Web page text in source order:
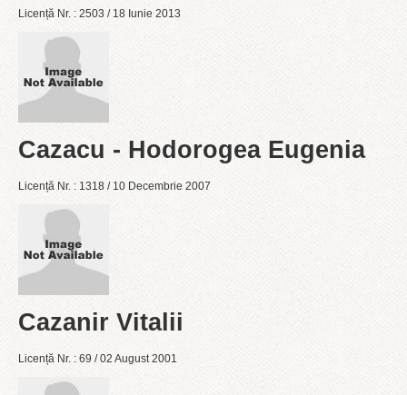
Licență Nr. : 2503 / 18 Iunie 2013
Cazacu - Hodorogea Eugenia
Licență Nr. : 1318 / 10 Decembrie 2007
Cazanir Vitalii
Licență Nr. : 69 / 02 August 2001